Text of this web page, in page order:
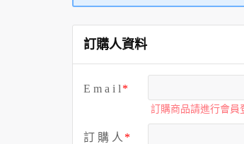
訂購人資料
E m a i l
訂購商品請進行會員
訂 購 人